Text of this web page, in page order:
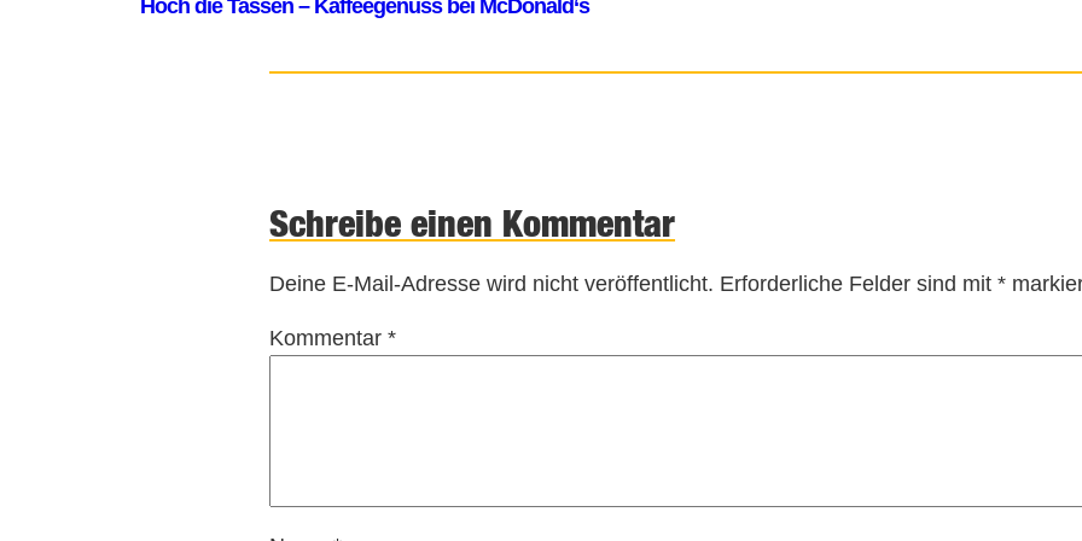
Schreibe einen Kommentar
Deine E-Mail-Adresse wird nicht veröffentlicht. Erforderliche Felder sind mit*
Kommentar*